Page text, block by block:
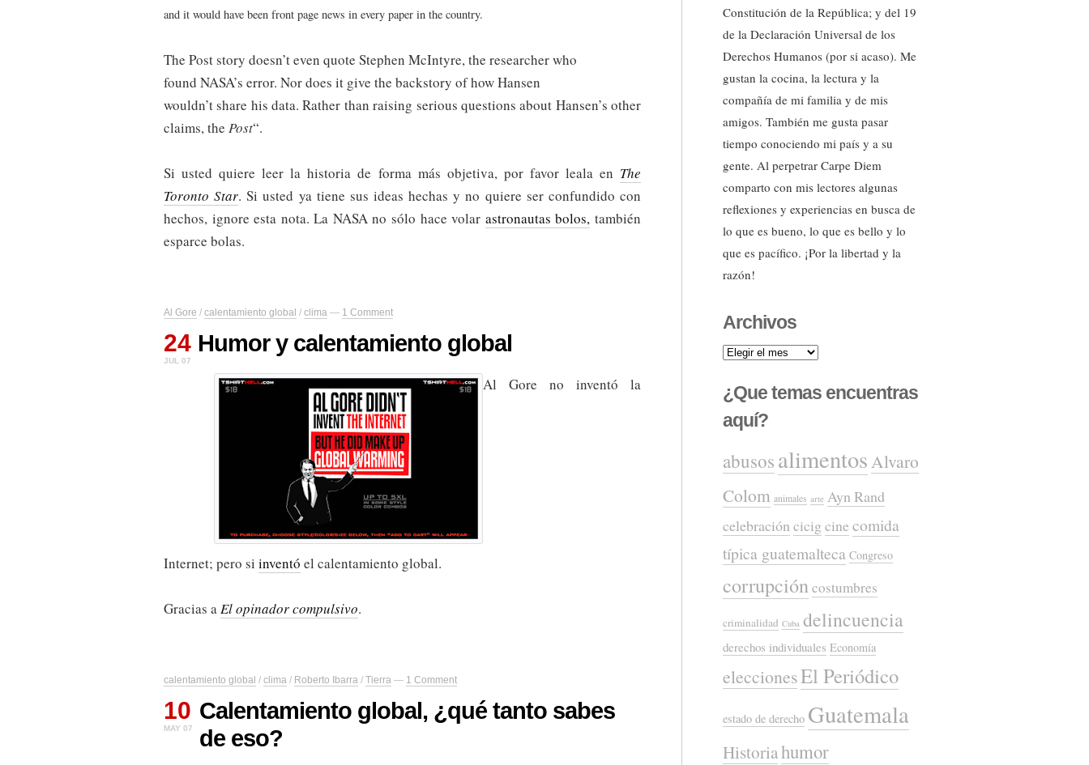
and it would have been front page news in every paper in the country.
The Post story doesn’t even quote Stephen McIntyre, the researcher who
found NASA’s error. Nor does it give the backstory of how Hansen
wouldn’t share his data. Rather than raising serious questions about Hansen’s other
claims, the Post“.
Si usted quiere leer la historia de forma más objetiva, por favor leala en The
Toronto Star. Si usted ya tiene sus ideas hechas y no quiere ser confundido con
hechos, ignore esta nota. La NASA no sólo hace volar astronautas bolos, también
esparce bolas.
Al Gore / calentamiento global / clima — 1 Comment
24
JUL 07
Humor y calentamiento global
Al Gore no inventó la
Internet; pero si inventó el calentamiento global.
Gracias aEl opinador compulsivo.
calentamiento global / clima / Roberto Ibarra / Tierra — 1 Comment
10
MAY 07
Calentamiento global, ¿qué tanto sabes
de eso?
Constitución de la República; y del 19
de la Declaración Universal de los
Derechos Humanos (por si acaso). Me
gustan la cocina, la lectura y la
compañía de mi familia y de mis
amigos. También me gusta pasar
tiempo conociendo mi país y a su
gente. Al perpetrar Carpe Diem
comparto con mis lectores algunas
reflexiones y experiencias en busca de
lo que es bueno, lo que es bello y lo
que es pacífico. ¡Por la libertad y la
razón!
Archivos
Archivos
¿Que temas encuentras
aquí?
abusos alimentosAlvaro
Colom animales arte Ayn Rand
celebración cicig cine comida
típica guatemalteca Congreso
corrupcióncostumbres
criminalidad Cuba delincuencia
derechos individuales Economía
eleccionesEl Periódico
estado de derecho Guatemala
Historiahumor